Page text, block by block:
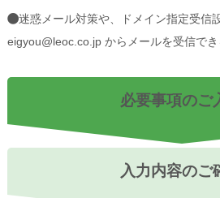
迷惑メール対策や、ドメイン指定受信
eigyou@leoc.co.jp からメールを受信でき
必要事項のご
入力内容のご